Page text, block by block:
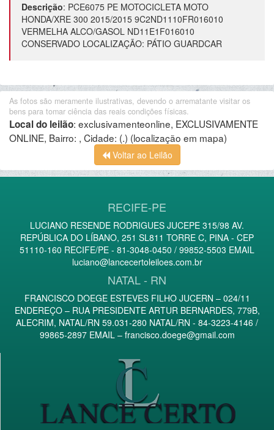
Descrição: PCE6075 PE MOTOCICLETA MOTO
HONDA/XRE 300 2015/2015 9C2ND1110FR016010
VERMELHA ALCO/GASOL ND11E1F016010
CONSERVADO LOCALIZAÇÃO: PÁTIO GUARDCAR
As fotos são meramente ilustrativas, devendo o arrematante visitar os
bens para tomar ciência das reais condições físicas.
Local do leilão: exclusivamenteonline, EXCLUSIVAMENTE
ONLINE, Bairro: , Cidade: (.) (localização em mapa)
Voltar ao Leilão
RECIFE-PE
LUCIANO RESENDE RODRIGUES JUCEPE 315/98 AV.
REPÚBLICA DO LÍBANO, 251 SL811 TORRE C, PINA - CEP
51110-160 RECIFE/PE - 81-3048-0450 / 99852-5503 EMAIL
luciano@lancecertoleiloes.com.br
NATAL - RN
FRANCISCO DOEGE ESTEVES FILHO JUCERN – 024/11
ENDEREÇO – RUA PRESIDENTE ARTUR BERNARDES, 779B,
ALECRIM, NATAL/RN 59.031-280 NATAL/RN - 84-3223-4146 /
99865-2897 EMAIL – francisco.doege@gmail.com